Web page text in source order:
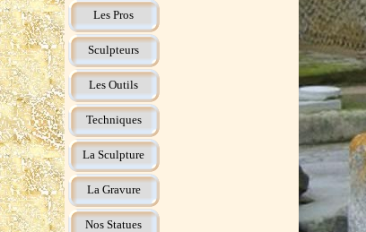
Les Pros
Sculpteurs
Les Outils
Techniques
La Sculpture
La Gravure
Nos Statues